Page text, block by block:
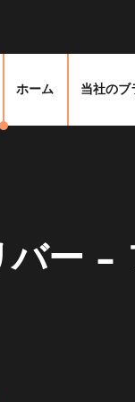
ホーム 当社のブ
バー